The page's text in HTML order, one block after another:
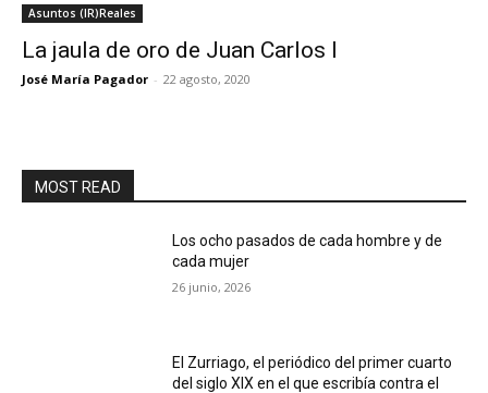
Asuntos (IR)Reales
La jaula de oro de Juan Carlos I
José María Pagador - 22 agosto, 2020
MOST READ
Los ocho pasados de cada hombre y de
cada mujer
26 junio, 2026
El Zurriago, el periódico del primer cuarto
del siglo XIX en el que escribía contra el